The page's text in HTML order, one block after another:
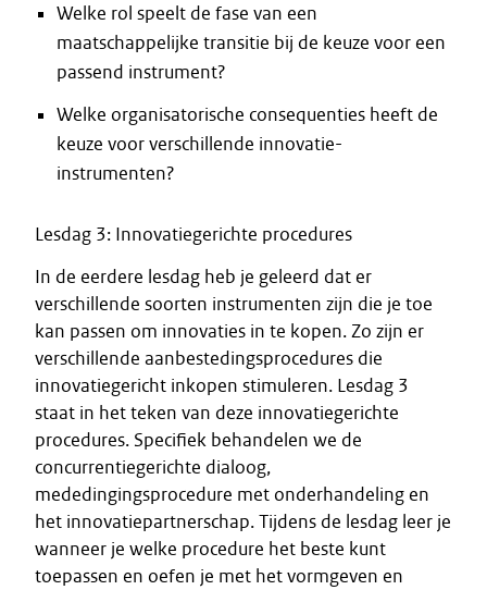
Welke rol speelt de fase van een
maatschappelijke transitie bij de keuze voor een
passend instrument?
Welke organisatorische consequenties heeft de
keuze voor verschillende innovatie-
instrumenten?
Lesdag 3: Innovatiegerichte procedures
In de eerdere lesdag heb je geleerd dat er
verschillende soorten instrumenten zijn die je toe
kan passen om innovaties in te kopen. Zo zijn er
verschillende aanbestedingsprocedures die
innovatiegericht inkopen stimuleren. Lesdag 3
staat in het teken van deze innovatiegerichte
procedures. Specifiek behandelen we de
concurrentiegerichte dialoog,
mededingingsprocedure met onderhandeling en
het innovatiepartnerschap. Tijdens de lesdag leer je
wanneer je welke procedure het beste kunt
toepassen en oefen je met het vormgeven en